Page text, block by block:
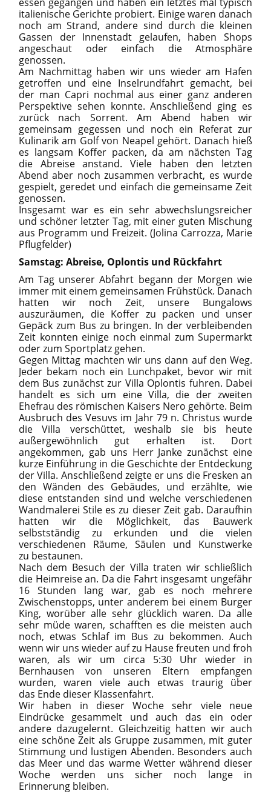
italienische Gerichte probiert. Einige waren danach
noch am Strand, andere sind durch die kleinen
Gassen der Innenstadt gelaufen, haben Shops
angeschaut oder einfach die Atmosphäre
genossen.
Am Nachmittag haben wir uns wieder am Hafen
getroffen und eine Inselrundfahrt gemacht, bei
der man Capri nochmal aus einer ganz anderen
Perspektive sehen konnte. Anschließend ging es
zurück nach Sorrent. Am Abend haben wir
gemeinsam gegessen und noch ein Referat zur
Kulinarik am Golf von Neapel gehört. Danach hieß
es langsam Koffer packen, da am nächsten Tag
die Abreise anstand. Viele haben den letzten
Abend aber noch zusammen verbracht, es wurde
gespielt, geredet und einfach die gemeinsame Zeit
genossen.
Insgesamt war es ein sehr abwechslungsreicher
und schöner letzter Tag, mit einer guten Mischung
aus Programm und Freizeit. (Jolina Carrozza, Marie
Pflugfelder)
Samstag: Abreise, Oplontis und Rückfahrt
Am Tag unserer Abfahrt begann der Morgen wie
immer mit einem gemeinsamen Frühstück. Danach
hatten wir noch Zeit, unsere Bungalows
auszuräumen, die Koffer zu packen und unser
Gepäck zum Bus zu bringen. In der verbleibenden
Zeit konnten einige noch einmal zum Supermarkt
oder zum Sportplatz gehen.
Gegen Mittag machten wir uns dann auf den Weg.
Jeder bekam noch ein Lunchpaket, bevor wir mit
dem Bus zunächst zur Villa Oplontis fuhren. Dabei
handelt es sich um eine Villa, die der zweiten
Ehefrau des römischen Kaisers Nero gehörte. Beim
Ausbruch des Vesuvs im Jahr 79 n. Christus wurde
die Villa verschüttet, weshalb sie bis heute
außergewöhnlich gut erhalten ist. Dort
angekommen, gab uns Herr Janke zunächst eine
kurze Einführung in die Geschichte der Entdeckung
der Villa. Anschließend zeigte er uns die Fresken an
den Wänden des Gebäudes, und erzählte, wie
diese entstanden sind und welche verschiedenen
Wandmalerei Stile es zu dieser Zeit gab. Daraufhin
hatten wir die Möglichkeit, das Bauwerk
selbstständig zu erkunden und die vielen
verschiedenen Räume, Säulen und Kunstwerke
zu bestaunen.
Nach dem Besuch der Villa traten wir schließlich
die Heimreise an. Da die Fahrt insgesamt ungefähr
16 Stunden lang war, gab es noch mehrere
Zwischenstopps, unter anderem bei einem Burger
King, worüber alle sehr glücklich waren. Da alle
sehr müde waren, schafften es die meisten auch
noch, etwas Schlaf im Bus zu bekommen. Auch
wenn wir uns wieder auf zu Hause freuten und froh
waren, als wir um circa 5:30 Uhr wieder in
Bernhausen von unseren Eltern empfangen
wurden, waren viele auch etwas traurig über
das Ende dieser Klassenfahrt.
Wir haben in dieser Woche sehr viele neue
Eindrücke gesammelt und auch das ein oder
andere dazugelernt. Gleichzeitig hatten wir auch
eine schöne Zeit als Gruppe zusammen, mit guter
Stimmung und lustigen Abenden. Besonders auch
das Meer und das warme Wetter während dieser
Woche werden uns sicher noch lange in
Erinnerung bleiben.